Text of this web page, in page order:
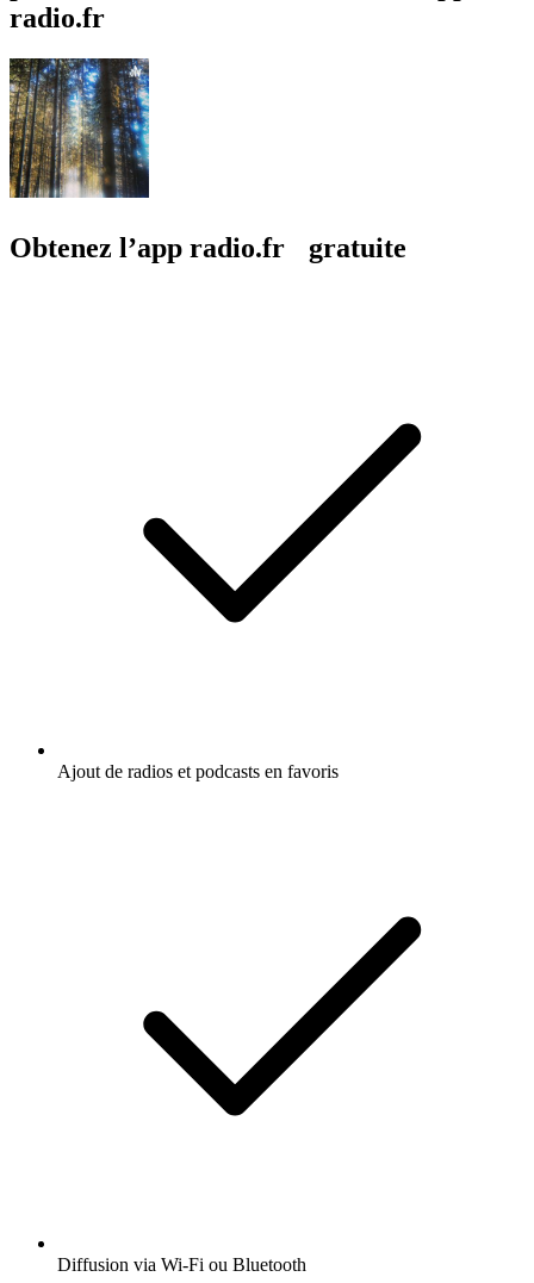
radio.fr
Obtenez l’app radio.fr gratuite
Ajout de radios et podcasts en favoris
Diffusion via Wi-Fi ou Bluetooth